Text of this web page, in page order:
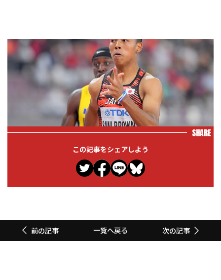
SHARE
この記事をシェアしよう
前の記事 一覧へ戻る 次の記事